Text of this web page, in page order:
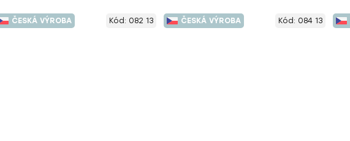
ČESKÁ VÝROBA Kód: 082 13 ČESKÁ VÝROBA Kód: 084 13